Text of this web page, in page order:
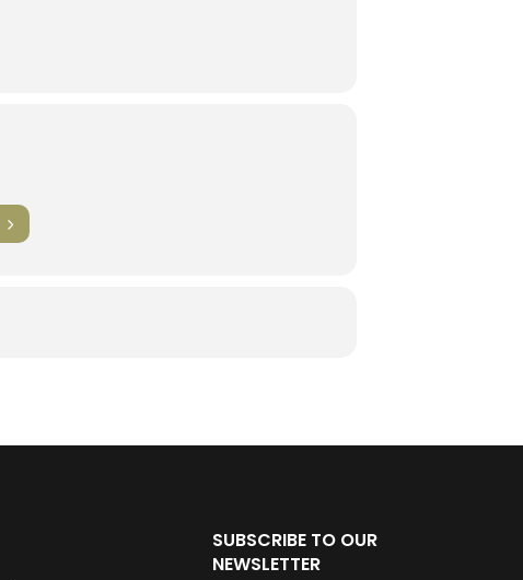
SUBSCRIBE TO OUR
NEWSLETTER